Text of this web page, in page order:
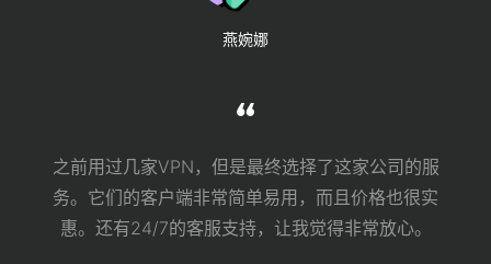
燕婉娜
之前用过几家VPN，但是最终选择了这家公司的服
务。它们的客户端非常简单易用，而且价格也很实
惠。还有24/7的客服支持，让我觉得非常放心。